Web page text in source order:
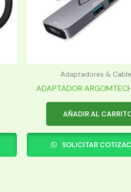
Adaptadores &
ADAPTADOR
AÑADIR AL
SOLICITAR